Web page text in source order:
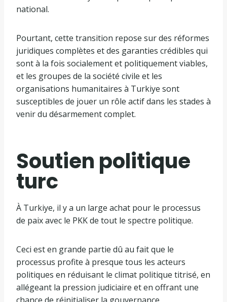
national.
Pourtant, cette transition repose sur des réformes
juridiques complètes et des garanties crédibles qui
sont à la fois socialement et politiquement viables,
et les groupes de la société civile et les
organisations humanitaires à Turkiye sont
susceptibles de jouer un rôle actif dans les stades à
venir du désarmement complet.
Soutien politique
turc
À Turkiye, il y a un large achat pour le processus
de paix avec le PKK de tout le spectre politique.
Ceci est en grande partie dû au fait que le
processus profite à presque tous les acteurs
politiques en réduisant le climat politique titrisé, en
allégeant la pression judiciaire et en offrant une